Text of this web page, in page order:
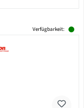
Verfügbarkeit: